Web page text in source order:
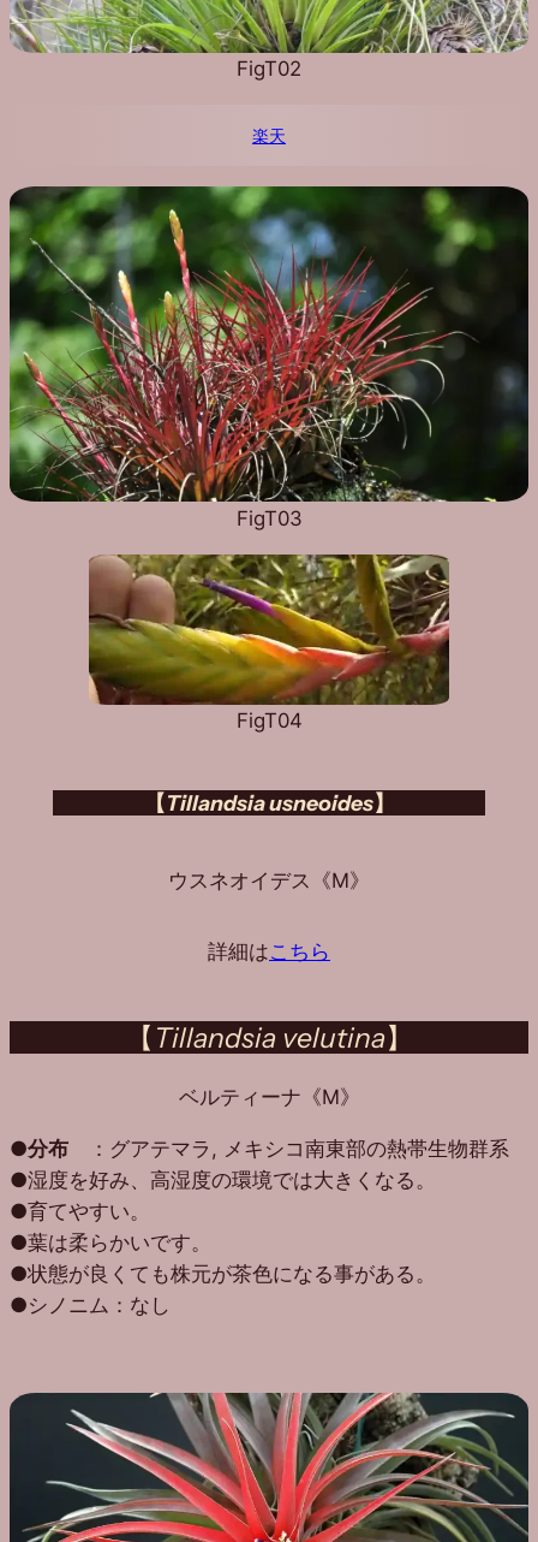
FigT02
楽天
FigT03
FigT04
【Tillandsia usneoides】
ウスネオイデス《M》
詳細はこちら
【 Tillandsia velutina】
ベルティーナ《M》
●分布 ：グアテマラ, メキシコ南東部の熱帯生物群系
●湿度を好み、高湿度の環境では大きくなる。
●育てやすい。
●葉は柔らかいです。
●状態が良くても株元が茶色になる事がある。
●シノニム：なし